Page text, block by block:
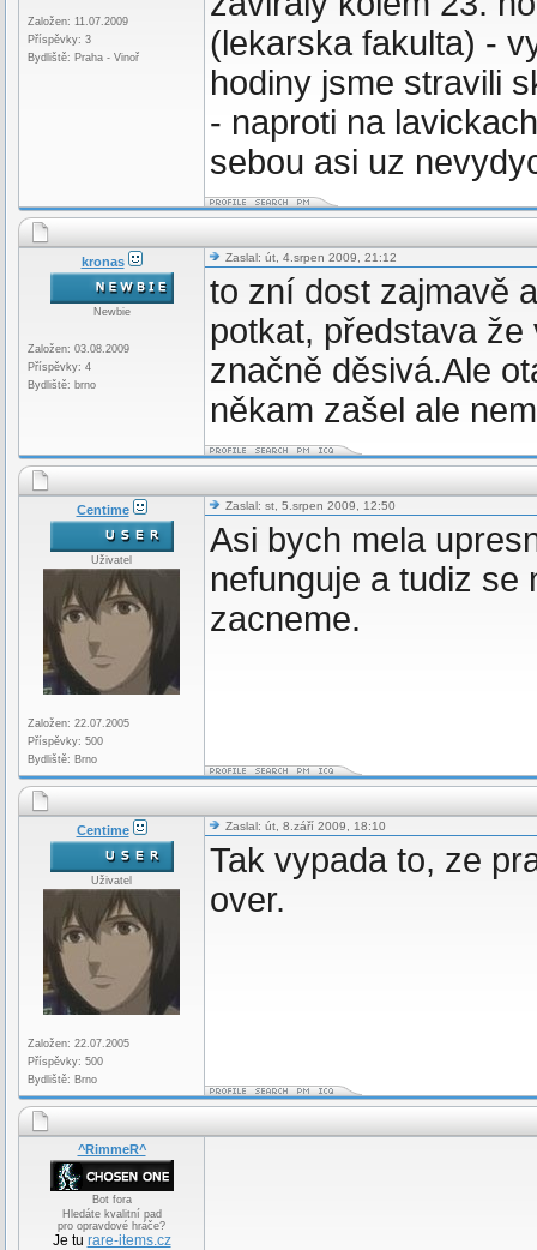
Založen: 11.07.2009
Příspěvky: 3
Bydliště: Praha - Vinoř
(lekarska fakulta) -
hodiny jsme stravili
- naproti na
sebou asi uz
kronas
Newbie
Založen: 03.08.2009
Příspěvky: 4
Bydliště: brno
Zaslal: út, 4.srpen 2009, 21:12
to zní dost zajmavě
potkat, představa
značně děsivá.Ale
někam zašel ale
Centime
Uživatel
Založen: 22.07.2005
Příspěvky: 500
Bydliště: Brno
Zaslal: st, 5.srpen 2009, 12:50
Asi bych mela
nefunguje a tudiz se
zacneme.
Centime
Uživatel
Založen: 22.07.2005
Příspěvky: 500
Bydliště: Brno
Zaslal: út, 8.září 2009, 18:10
Tak vypada to, ze
over.
^RimmeR^
Bot fora
Hledáte kvalitní pad
pro opravdové hráče?
Je tu rare-items.cz